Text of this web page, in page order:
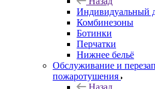
Индивидуальный
Комбинезоны
Ботинки
Перчатки
Нижнее бельё
Обслуживание и
пожаротушения
Назад